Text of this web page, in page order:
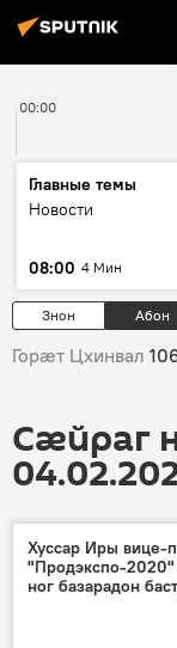
00:00
Главные темы
Новости
08:00 4 Мин
Знон Абон
Горӕт Цхинвал
Сӕйраг
Хуссар Иры вице-
"Продэкспо-
ног базарадон